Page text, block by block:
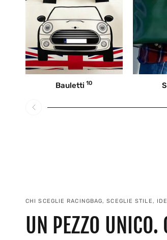
Bauletti10
CHI SCEGLIE RACINGBAG, SCEGLIE STILE,
UN PEZZO UNICO.